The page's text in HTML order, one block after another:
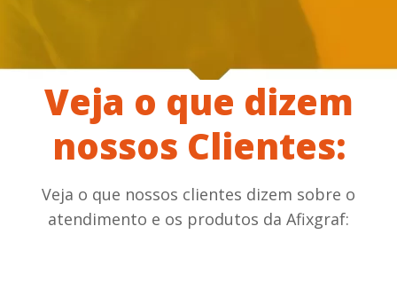
Veja o que dizem
nossos Clientes:
Veja o que nossos clientes dizem sobre o
atendimento e os produtos da Afixgraf: